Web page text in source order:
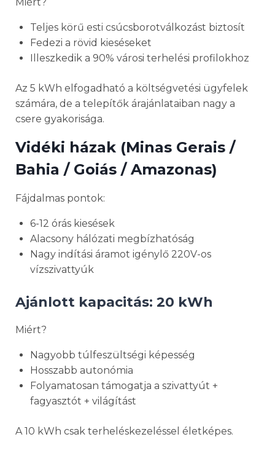
Teljes körű esti csúcsborotválkozást biztosít
Fedezi a rövid kieséseket
Illeszkedik a 90% városi terhelési profilokhoz
Az 5 kWh elfogadható a költségvetési ügyfelek
számára, de a telepítők árajánlataiban nagy a
csere gyakorisága.
Vidéki házak (Minas Gerais /
Bahia / Goiás / Amazonas)
Fájdalmas pontok:
6-12 órás kiesések
Alacsony hálózati megbízhatóság
Nagy indítási áramot igénylő 220V-os
vízszivattyúk
Ajánlott kapacitás: 20 kWh
Miért?
Nagyobb túlfeszültségi képesség
Hosszabb autonómia
Folyamatosan támogatja a szivattyút +
fagyasztót + világítást
A 10 kWh csak terheléskezeléssel életképes.